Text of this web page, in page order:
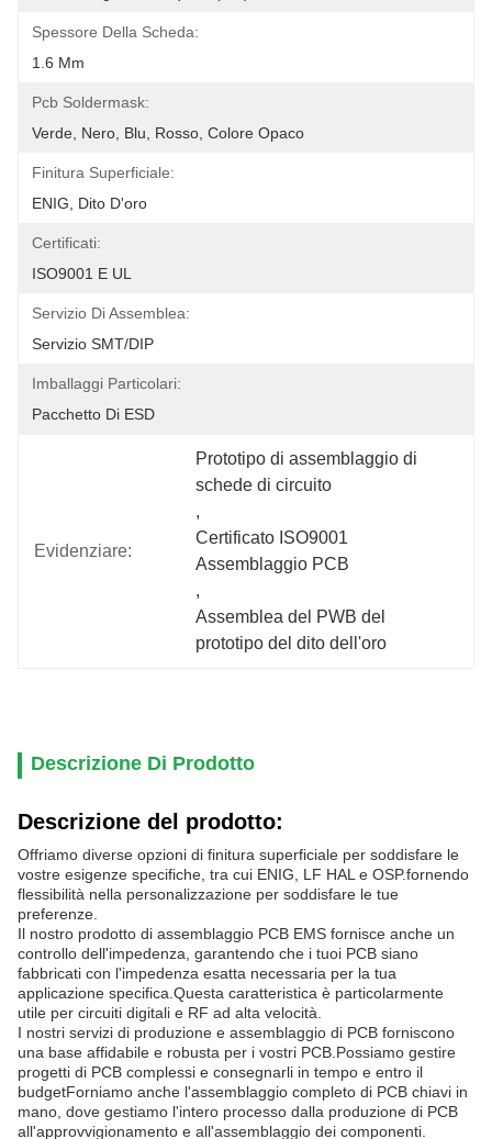
Spessore Della Scheda:
1.6 Mm
Pcb Soldermask:
Verde, Nero, Blu, Rosso, Colore Opaco
Finitura Superficiale:
ENIG, Dito D'oro
Certificati:
ISO9001 E UL
Servizio Di Assemblea:
Servizio SMT/DIP
Imballaggi Particolari:
Pacchetto Di ESD
Evidenziare:
Prototipo di assemblaggio di
schede di circuito
,
Certificato ISO9001
Assemblaggio PCB
,
Assemblea del PWB del
prototipo del dito dell'oro
Descrizione Di Prodotto
Descrizione del prodotto:
Offriamo diverse opzioni di finitura superficiale per soddisfare le
vostre esigenze specifiche, tra cui ENIG, LF HAL e OSP.fornendo
flessibilità nella personalizzazione per soddisfare le tue
preferenze.
Il nostro prodotto di assemblaggio PCB EMS fornisce anche un
controllo dell'impedenza, garantendo che i tuoi PCB siano
fabbricati con l'impedenza esatta necessaria per la tua
applicazione specifica.Questa caratteristica è particolarmente
utile per circuiti digitali e RF ad alta velocità.
I nostri servizi di produzione e assemblaggio di PCB forniscono
una base affidabile e robusta per i vostri PCB.Possiamo gestire
progetti di PCB complessi e consegnarli in tempo e entro il
budgetForniamo anche l'assemblaggio completo di PCB chiavi in
mano, dove gestiamo l'intero processo dalla produzione di PCB
all'approvvigionamento e all'assemblaggio dei componenti.